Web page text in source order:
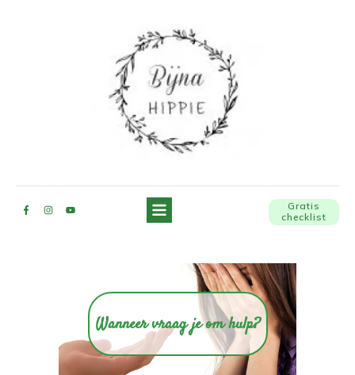
Gratis
checklist
Wanneer vraag je om hulp?